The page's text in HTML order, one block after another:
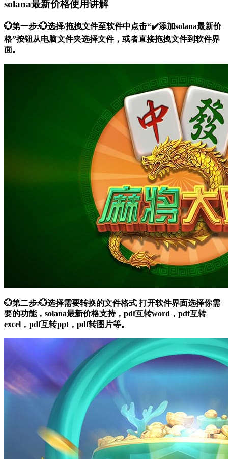
solana最新价格使用讲解
💮第一步:💮选择/拖拽文件至软件中点击“✔️添加solana最新价
格”按钮从电脑文件夹选择文件，或者直接拖拽文件到软件界
面。
💮第二步:💮选择需要转换的文件格式 打开软件界面选择你需
要的功能，solana最新价格支持，pdf互转word，pdf互转
excel，pdf互转ppt，pdf转图片等。